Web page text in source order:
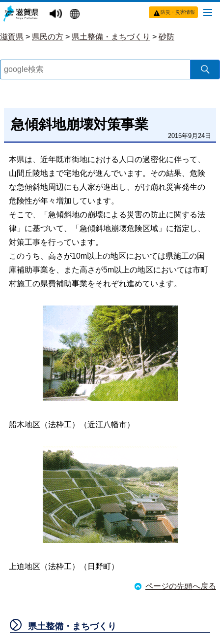
防災・災害情報
滋賀県 > 県民の方 > 県土整備・まちづくり > 砂防
急傾斜地崩壊対策事業
2015年9月24日
本県は、近年既市街地における人口の過密化に伴って、
山間丘陵地まで宅地化が進んでいます。その結果、危険
な急傾斜地周辺にも人家が進出し、がけ崩れ災害発生の
危険性が年々増加しています。
そこで、「急傾斜地の崩壊による災害の防止に関する法
律」に基づいて、「急傾斜地崩壊危険区域」に指定し、
対策工事を行っています。
このうち、高さが10m以上の地区においては県施工の国
庫補助事業を、また高さが5m以上の地区においては市町
村施工の県費補助事業をそれぞれ進めています。
船木地区（法枠工）（近江八幡市）
上迫地区（法枠工）（日野町）
ページの先頭へ戻る
県土整備・まちづくり